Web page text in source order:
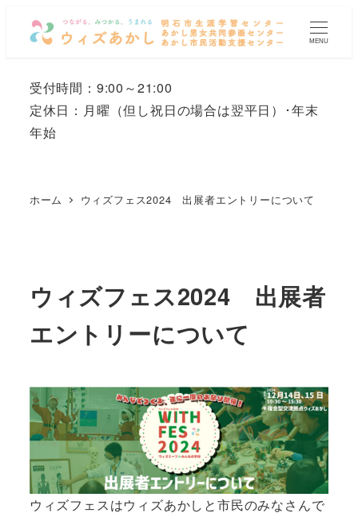
MENU
受付時間：9:00～21:00
定休日：月曜 （但し祝日の場合は翌平日）
･年末
年始
ホーム ウィズフェス2024 出展者エントリーについて
ウィズフェス2024 出展者
エントリーについて
ウィズフェスはウィズあかしと市民のみなさんで